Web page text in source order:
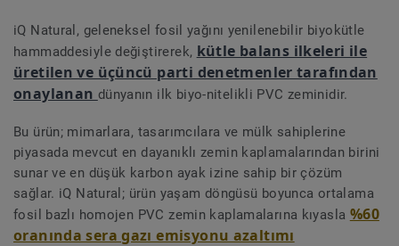
iQ Natural, geleneksel fosil yağını yenilenebilir biyokütle
hammaddesiyle değiştirerek, kütle balans ilkeleri ile
üretilen ve üçüncü parti denetmenler tarafından
onaylanan dünyanın ilk biyo-nitelikli PVC zeminidir.
Bu ürün; mimarlara, tasarımcılara ve mülk sahiplerine
piyasada mevcut en dayanıklı zemin kaplamalarından birini
sunar ve en düşük karbon ayak izine sahip bir çözüm
sağlar. iQ Natural; ürün yaşam döngüsü boyunca ortalama
fosil bazlı homojen PVC zemin kaplamalarına kıyasla %60
oranında sera gazı emisyonu azaltımı